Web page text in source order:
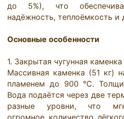
до 5%), что
надёжность, теплоёмкость и
Основные особенности
1. Закрытая чугунная
Массивная каменка (51 кг)
пламенем до 900 °C.
Вода подаётся через две
разные уровни, что
огромное количество